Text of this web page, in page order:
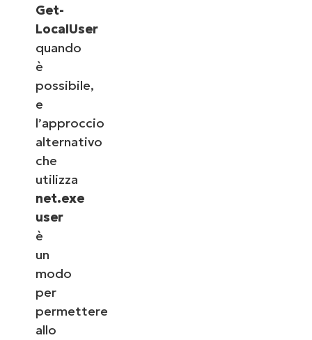
Get-
LocalUser
quando
è
possibile,
e
l’approccio
alternativo
che
utilizza
net.exe
user
è
un
modo
per
permettere
allo